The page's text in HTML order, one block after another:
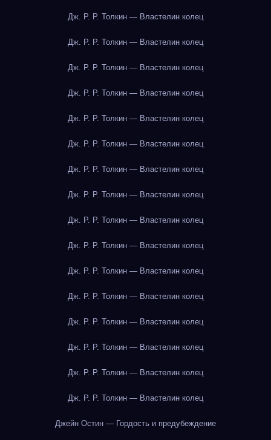
Дж. Р. Р. Толкин — Властелин колец
Дж. Р. Р. Толкин — Властелин колец
Дж. Р. Р. Толкин — Властелин колец
Дж. Р. Р. Толкин — Властелин колец
Дж. Р. Р. Толкин — Властелин колец
Дж. Р. Р. Толкин — Властелин колец
Дж. Р. Р. Толкин — Властелин колец
Дж. Р. Р. Толкин — Властелин колец
Дж. Р. Р. Толкин — Властелин колец
Дж. Р. Р. Толкин — Властелин колец
Дж. Р. Р. Толкин — Властелин колец
Дж. Р. Р. Толкин — Властелин колец
Дж. Р. Р. Толкин — Властелин колец
Дж. Р. Р. Толкин — Властелин колец
Дж. Р. Р. Толкин — Властелин колец
Дж. Р. Р. Толкин — Властелин колец
Джейн Остин — Гордость и предубеждение